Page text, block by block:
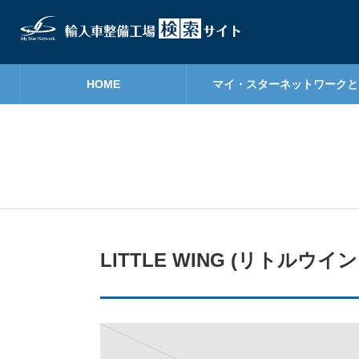
HOME マイ・スターネットワーク
LITTLE WING (リトルウイ